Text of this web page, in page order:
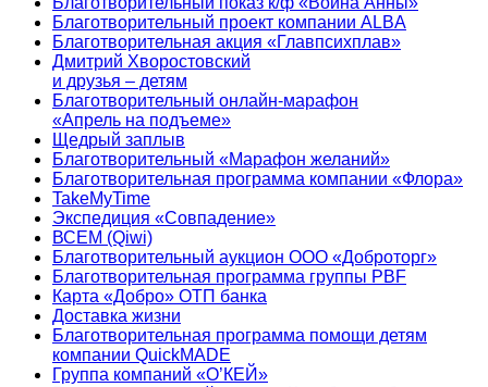
Благотворительный проект компании ALBA
Благотворительная акция «Главпсихплав»
Дмитрий Хворостовский
и друзья – детям
Благотворительный онлайн‑марафон
«Апрель на подъеме»
Щедрый заплыв
Благотворительный «Марафон желаний»
Благотворительная программа компании «Флора»
TakeMyTime
Экспедиция «Совпадение»
ВСЕМ (Qiwi)
Благотворительный аукцион ООО «Доброторг»
Благотворительная программа группы PBF
Карта «Добро» ОТП банка
Доставка жизни
Благотворительная программа помощи детям
компании QuickMADE
Группа компаний «О’КЕЙ»